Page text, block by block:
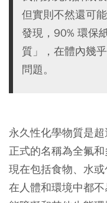
但實則不然還可
發現，90% 環保
質」，在體內幾
問題。
永久性化學物質是
正式的名稱為全氟
現在包括食物、水
在人體和環境中都